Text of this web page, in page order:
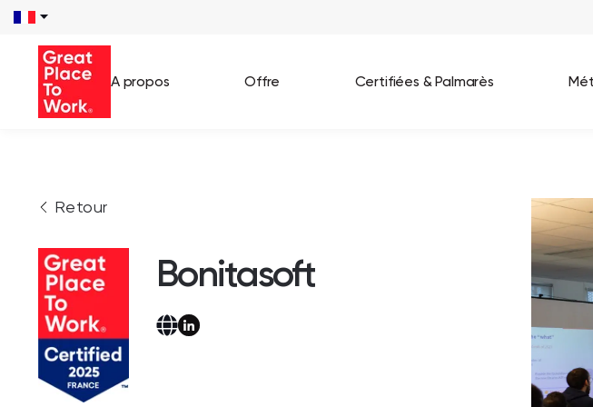
A propos Offre Certifiées & Palmarès
Best
Great Place
Best
Best
Tous nos
Retour
Bonitasoft